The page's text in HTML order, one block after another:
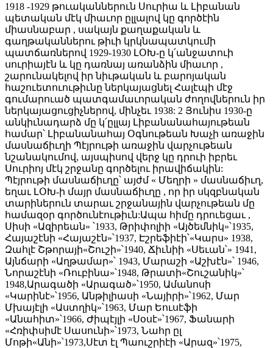
1918 -1929 թուականներուն Սուրիա և Լիբանան
պետական մէկ միաւոր ըլլալով կը գործէին
միասնաբար , սակայն քաղաքական և
գաղթականներու թիւի կրկնապատկումի
պատճառներով 1929-1930 ԼՕԽ-ը կ՛անջատուի
սուրիայէն և կը դառնայ առանձին միաւոր ,
շարունակելով իր նիւթական և բարոյական
հաշուետուութիւնը ներկայացնել Հալէպի մէջ
գումարուած պատգամաւորական ժողովներուն իր
ներկայացուցիչներով, մինչեւ 1938: 2 Յունիս 1930-ը
անկիւնադարձ մը կ՛ըլլայ Լիբանանահայութեան
համար՝ Լիբանանահայ Օգնութեան Խաչի առաջին
մասնաճիւղի Պէյրութի առաջին վարչութեան
նշանակումով, այսպիսով վերջ կը դրուի իբրեւ
Սուրիոյ մէկ շրջանը գործելու իրավիճակին:
Պէյրութի մասնաճիւղը՝ այժմ « Մեղրի » մասնաճիւղ,
եղաւ ԼՕԽ-ի մայր մասնաճիւղը , որ իր սկզբնական
տարիներուն տարաւ շրջանային վարչութեան մը
համազօր գործունէութիւն:Ապա հիմը դրուեցաւ ,
Սիսի «Ազիրեան» ՝1933, Թրիփոլիի «Այծեմնիկ»՝1935,
Հայաշէնի «Հայաշէն»՝1937, Էշրեֆիէի՝«Կարս» 1938,
Զահլէ Շթորայի«Շուշի»՝1940, Ճիւնիի «Սեւան՝» 1941,
Այնճարի «Աղթամար»՝ 1943, Մարաշի «Աշխէն»՝ 1946,
Նորաշէնի «Ռուբինա»՝1948, Թրատի«Շուշանիկ»՝
1948,Արագածի «Արագած»՝1950, Ամանոսի
«Կարինէ»՝1956, Անթիլիասի «Նայիրի»՝1962, Մար
Մխայէլի «Աստղիկ»՝1963, Մար Եուսէֆի
«Անահիտ»՝1966, Ժիպէյլի «Սօսէ»՝1967, Ֆանարի
«Հռիփսիմէ Սասունի»՝1973, Նահր ըլ
Մոթի«Անի»՝1973,Սէտ էլ Պաուշրիէի «Արազ»՝1975,